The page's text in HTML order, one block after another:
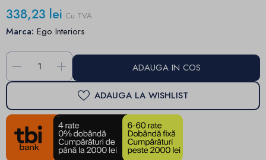
338,23 lei Cu TVA
Marca: Ego Interiors
- + ADAUGA IN COS
ADAUGA LA WISHLIST